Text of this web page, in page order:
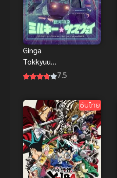
Ginga
Tokkyuu
Milky☆Subwa
เอ็กซ์เพรส มิล
กี้ ซับเวย์
7.5
ซับไทย